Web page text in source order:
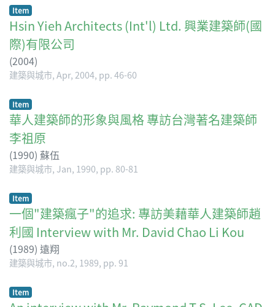
Item
Hsin Yieh Architects (Int'l) Ltd. 興業建築師(國
際)有限公司
(2004)
建築與城市, Apr, 2004, pp. 46-60
Item
華人建築師的形象與風格 專訪台灣著名建築師
李祖原
(1990) 蘇伍
建築與城市, Jan, 1990, pp. 80-81
Item
一個"建築瘋子"的追求: 專訪美藉華人建築師趙
利國 Interview with Mr. David Chao Li Kou
(1989) 遠翔
建築與城市, no.2, 1989, pp. 91
Item